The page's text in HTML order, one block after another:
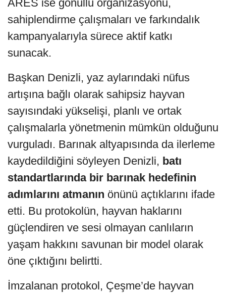
ARES ise gönüllü organizasyonu,
sahiplendirme çalışmaları ve farkındalık
kampanyalarıyla sürece aktif katkı
sunacak.
Başkan Denizli, yaz aylarındaki nüfus
artışına bağlı olarak sahipsiz hayvan
sayısındaki yükselişi, planlı ve ortak
çalışmalarla yönetmenin mümkün olduğunu
vurguladı. Barınak altyapısında da ilerleme
kaydedildiğini söyleyen Denizli, batı
standartlarında bir barınak hedefinin
adımlarını atmanın önünü açtıklarını ifade
etti. Bu protokolün, hayvan haklarını
güçlendiren ve sesi olmayan canlıların
yaşam hakkını savunan bir model olarak
öne çıktığını belirtti.
İmzalanan protokol, Çeşme’de hayvan